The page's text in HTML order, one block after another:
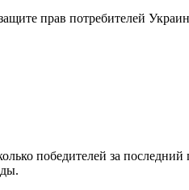
прав потребителей
победителей за последний